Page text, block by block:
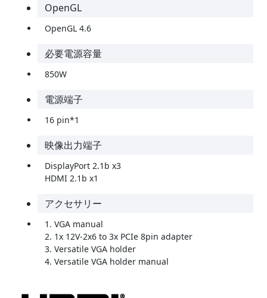
OpenGL
OpenGL 4.6
必要電源容量
850W
電源端子
16 pin*1
映像出力端子
DisplayPort 2.1b x3
HDMI 2.1b x1
アクセサリー
1. VGA manual
2. 1x 12V-2x6 to 3x PCIe 8pin adapter
3. Versatile VGA holder
4. Versatile VGA holder manual